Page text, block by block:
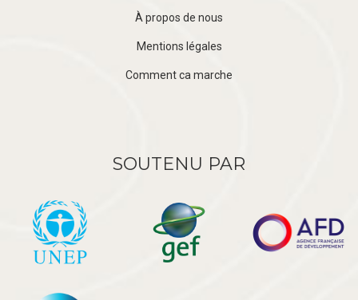
À propos de nous
Mentions légales
Comment ca marche
SOUTENU PAR